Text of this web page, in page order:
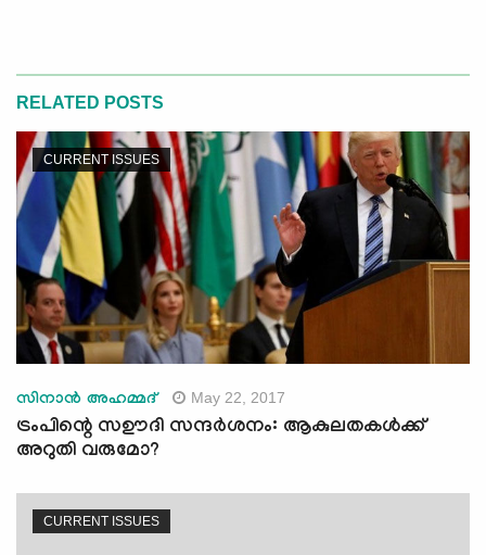
RELATED POSTS
CURRENT ISSUES
സിനാന്‍ അഹമ്മദ് May 22, 2017
ട്രംപിന്റെ സഊദി സന്ദര്‍ശനം: ആകുലതകള്‍ക്ക്
അറുതി വരുമോ?
CURRENT ISSUES